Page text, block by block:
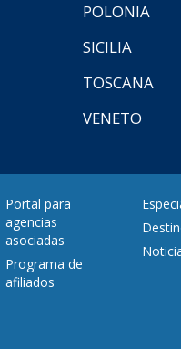
POLONIA
SICILIA
TOSCANA
VENETO
Portal para
agencias
asociadas
Programa de
afiliados